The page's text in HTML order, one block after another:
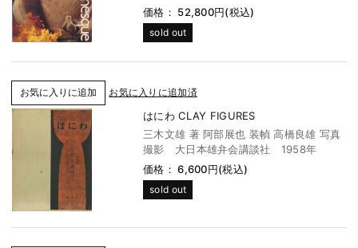
価格： 52,800円(税込)
sold out
お気に入りに追加済
はにわ CLAY FIGURES
三木文雄 著 阿部展也 装幀 高橋良雄 写真
撮影 大日本雄弁会講談社 1958年
価格： 6,600円(税込)
sold out